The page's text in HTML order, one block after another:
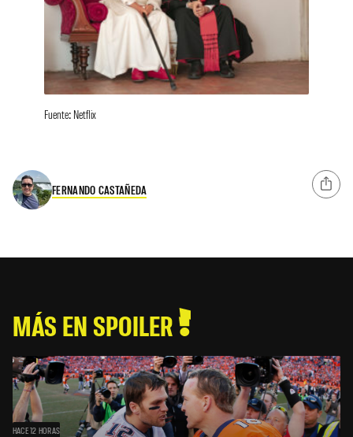
Fuente: Netflix
FERNANDO CASTAÑEDA
MÁS EN SPOILER
HACE 12 HORAS